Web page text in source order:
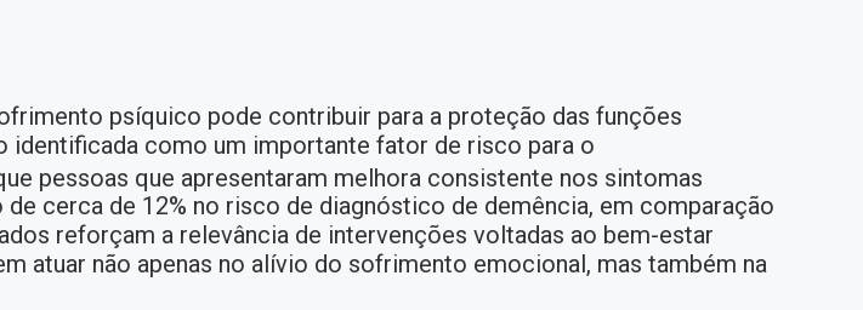
psíquico pode contribuir para a proteção das funções
identificada como um importante fator de risco para o
pessoas que apresentaram melhora consistente nos sintomas
cerca de 12% no risco de diagnóstico de demência, em comparação
reforçam a relevância de intervenções voltadas ao bem-estar
atuar não apenas no alívio do sofrimento emocional, mas também na